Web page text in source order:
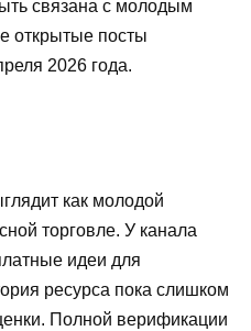
связана с молодым
открытые посты
2026 года.
как молодой
торговле. У канала
идеи для
ресурса пока слишком
Полной верификации